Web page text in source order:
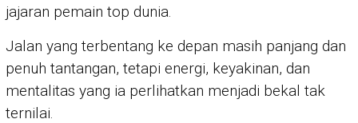
jajaran pemain top dunia.
Jalan yang terbentang ke depan masih panjang dan
penuh tantangan, tetapi energi, keyakinan, dan
mentalitas yang ia perlihatkan menjadi bekal tak
ternilai.